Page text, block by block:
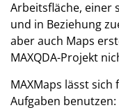
Arbeitsfläche, einer
und in Beziehung
aber auch Maps
MAXQDA-Projekt
MAXMaps lässt
Aufgaben benutzen: